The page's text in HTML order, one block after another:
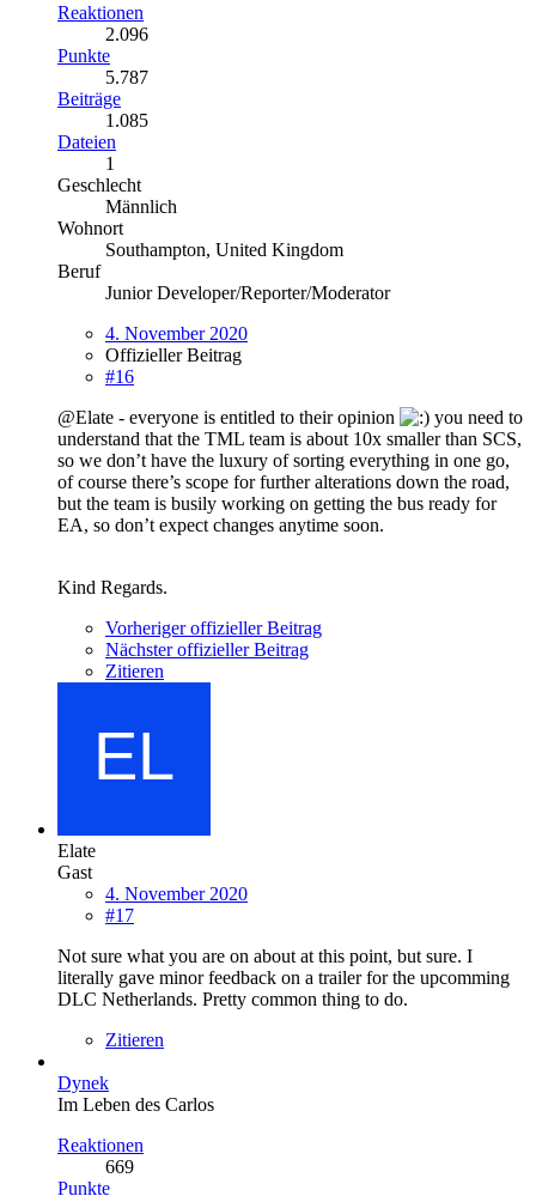
Reaktionen
2.096
Punkte
5.787
Beiträge
1.085
Dateien
1
Geschlecht
Männlich
Wohnort
Southampton, United Kingdom
Beruf
Junior Developer/Reporter/Moderator
4. November 2020
Offizieller Beitrag
#16
@Elate - everyone is entitled to their opinion
you need to
understand that the TML team is about 10x smaller than SCS,
so we don’t have the luxury of sorting everything in one go,
of course there’s scope for further alterations down the road,
but the team is busily working on getting the bus ready for
EA, so don’t expect changes anytime soon.
Kind Regards.
Vorheriger offizieller Beitrag
Nächster offizieller Beitrag
Zitieren
Elate
Gast
4. November 2020
#17
Not sure what you are on about at this point, but sure. I
literally gave minor feedback on a trailer for the upcomming
DLC Netherlands. Pretty common thing to do.
Zitieren
Dynek
Im Leben des Carlos
Reaktionen
669
Punkte